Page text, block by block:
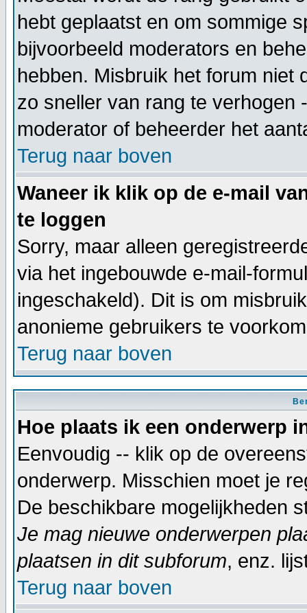
hebt geplaatst en om sommige
bijvoorbeeld moderators en
hebben. Misbruik het forum niet
zo sneller van rang te verhogen
moderator of beheerder het
Terug naar boven
Waneer ik klik op de e-mail
te loggen
Sorry, maar alleen
via het ingebouwde e-mail-
ingeschakeld). Dit is om
anonieme gebruikers te
Terug naar boven
Hoe plaats ik een onderwerp
Eenvoudig -- klik op de
onderwerp. Misschien moet je
De beschikbare mogelijkheden
Je mag nieuwe onderwerpen
plaatsen in dit subforum, enz.
Terug naar boven